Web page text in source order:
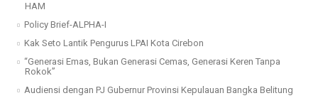
HAM
Policy Brief-ALPHA-I
Kak Seto Lantik Pengurus LPAI Kota Cirebon
“Generasi Emas, Bukan Generasi Cemas, Generasi Keren Tanpa
Rokok”
Audiensi dengan PJ Gubernur Provinsi Kepulauan Bangka Belitung